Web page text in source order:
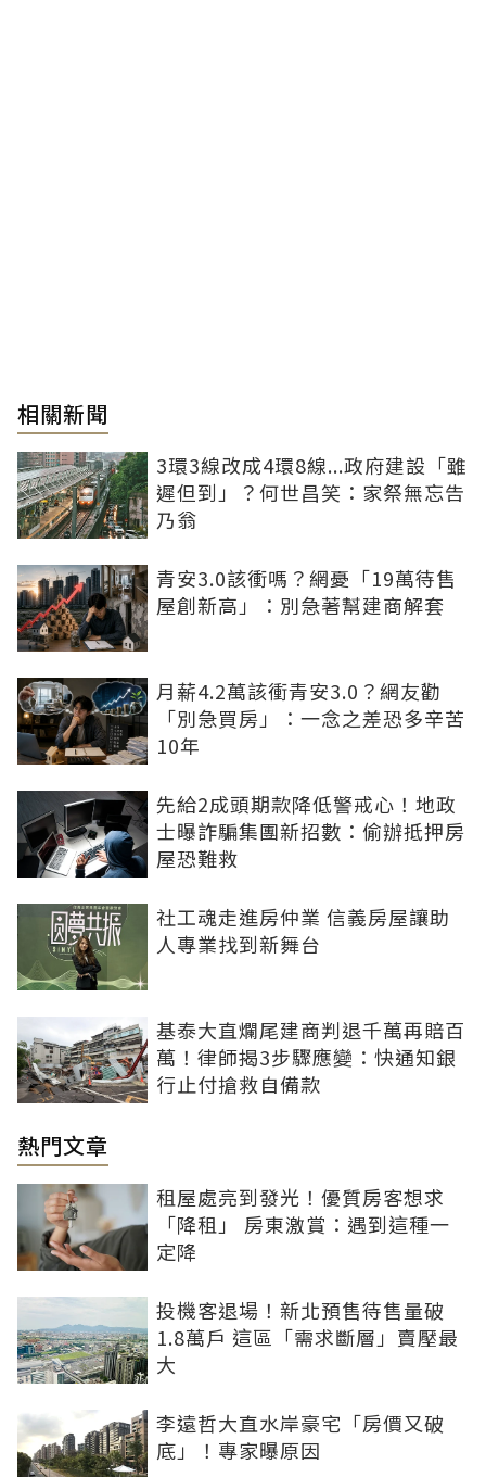
相關新聞
3環3線改成4環8線...政府建設「雖
遲但到」？何世昌笑：家祭無忘告
乃翁
青安3.0該衝嗎？網憂「19萬待售
屋創新高」：別急著幫建商解套
月薪4.2萬該衝青安3.0？網友勸
「別急買房」：一念之差恐多辛苦
10年
先給2成頭期款降低警戒心！地政
士曝詐騙集團新招數：偷辦抵押房
屋恐難救
社工魂走進房仲業 信義房屋讓助
人專業找到新舞台
基泰大直爛尾建商判退千萬再賠百
萬！律師揭3步驟應變：快通知銀
行止付搶救自備款
熱門文章
租屋處亮到發光！優質房客想求
「降租」 房東激賞：遇到這種一
定降
投機客退場！新北預售待售量破
1.8萬戶 這區「需求斷層」賣壓最
大
李遠哲大直水岸豪宅「房價又破
底」！專家曝原因